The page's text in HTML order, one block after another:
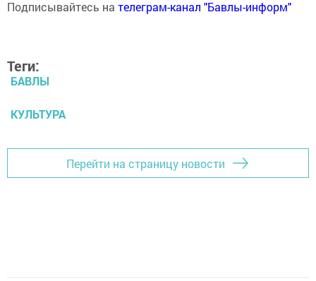
Подписывайтесь на телеграм-канал "Бавлы-информ"
Теги:
БАВЛЫ
КУЛЬТУРА
Перейти на страницу новости